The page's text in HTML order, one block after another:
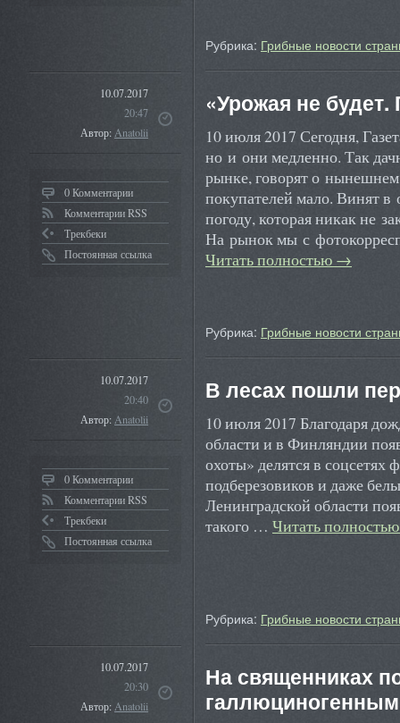
Рубрика: Грибные новости
10.07.2017
20:47
Автор:Anatolii
0 Комментарии
Комментарии RSS
Трекбеки
Постоянная ссылка
«Урожая не будет.
10 июля 2017 Сегодня,
но и они медленно. Так
рынке, говорят о
покупателей мало. Винят
погоду, которая никак не
На рынок мы с
Читать полностью →
Рубрика: Грибные новости
10.07.2017
20:40
Автор:Anatolii
0 Комментарии
Комментарии RSS
Трекбеки
Постоянная ссылка
В лесах пошли
10 июля 2017 Благодаря
области и в Финляндии
охоты» делятся в соцсетях
подберезовиков и даже
Ленинградской области
такого … Читать
Рубрика: Грибные новости
10.07.2017
20:30
Автор:Anatolii
На священниках